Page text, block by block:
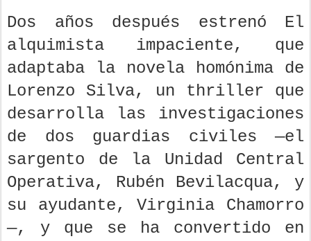
Dos años después estrenó El
alquimista impaciente, que
adaptaba la novela homónima de
Lorenzo Silva, un thriller que
desarrolla las investigaciones
de dos guardias civiles —el
sargento de la Unidad Central
Operativa, Rubén Bevilacqua, y
su ayudante, Virginia Chamorro
—, y que se ha convertido en